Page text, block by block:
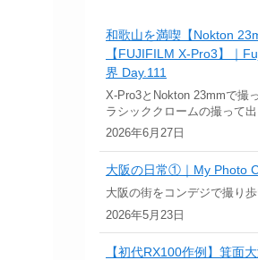
和歌山を満喫【Nokton
【FUJIFILM X-Pro3】｜
界 Day.111
2026年6月27日
X-Pro3とNokton 23mmで撮
ラシッククロームの撮って出
大阪の日常①｜My Photo
2026年5月23日
大阪の街をコンデジで撮り歩
【初代RX100作例】箕面